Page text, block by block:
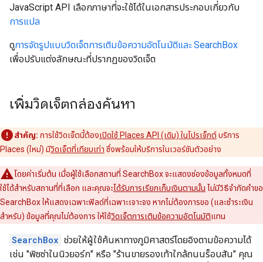
JavaScript API เลือกภาษาที่จะใช้ได้ในเอกสารประกอบเกี่ยวกับ
การแปล
ดูการจัดรูปแบบวิดเจ็ตการเติมข้อความอัตโนมัติและ SearchBox
เพื่อปรับแต่งลักษณะที่ปรากฏของวิดเจ็ต
เพิ่มวิดเจ็ตกล่องค้นหา
สำคัญ: การใช้วิดเจ็ตนี้ต้องเปิดใช้ Places API (เดิม) ในโปรเจ็กต์บริการ
Places (ใหม่) มีวิดเจ็ตที่เทียบเท่า ซึ่งพร้อมให้บริการในเวอร์ชันตัวอย่าง
โดยค่าเริ่มต้น เมื่อผู้ใช้เลือกสถานที่ SearchBox จะแสดงช่องข้อมูลทั้งหมดที่
ใช้ได้สำหรับสถานที่ที่เลือก และคุณจะได้รับการเรียกเก็บเงินตามนั้น ไม่มีวิธีจำกัดคำขอ
SearchBox ให้แสดงเฉพาะฟิลด์ที่เฉพาะเจาะจง หากไม่ต้องการขอ (และชำระเงิน
สำหรับ) ข้อมูลที่คุณไม่ต้องการ ให้ใช้วิดเจ็ตการเติมข้อความอัตโนมัติแทน
SearchBox ช่วยให้ผู้ใช้ค้นหาทางภูมิศาสตร์โดยอิงตามข้อความได้
เช่น "พิซซ่าในนิวยอร์ก" หรือ "ร้านขายรองเท้าใกล้ถนนร็อบสัน" คุณ